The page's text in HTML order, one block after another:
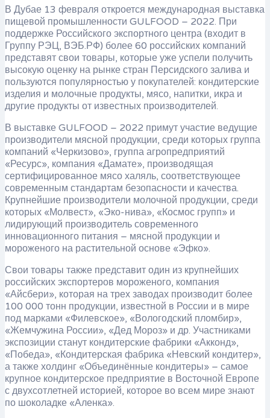
В Дубае 13 февраля откроется международная выставка
пищевой промышленности GULFOOD – 2022. При
поддержке Российского экспортного центра (входит в
Группу РЭЦ, ВЭБ.РФ) более 60 российских компаний
представят свои товары, которые уже успели получить
высокую оценку на рынке стран Персидского залива и
пользуются популярностью у покупателей: кондитерские
изделия и молочные продукты, мясо, напитки, икра и
другие продукты от известных производителей.
В выставке GULFOOD – 2022 примут участие ведущие
производители мясной продукции, среди которых группа
компаний «Черкизово», группа агропредприятий
«Ресурс», компания «Дамате», производящая
сертифицированное мясо халяль, соответствующее
современным стандартам безопасности и качества.
Крупнейшие производители молочной продукции, среди
которых «Молвест», «Эко-нива», «Космос групп» и
лидирующий производитель современного
инновационного питания – мясной продукции и
мороженого на растительной основе «Эфко».
Свои товары также представит один из крупнейших
российских экспортеров мороженого, компания
«Айсбери», которая на трех заводах производит более
100 000 тонн продукции, известной в России и в мире
под марками «Филевское», «Вологодский пломбир»,
«Жемчужина России», «Дед Мороз» и др. Участниками
экспозиции станут кондитерские фабрики «Акконд»,
«Победа», «Кондитерская фабрика «Невский кондитер»,
а также холдинг «Объединённые кондитеры» – самое
крупное кондитерское предприятие в Восточной Европе
с двухсотлетней историей, которое во всем мире знают
по шоколадке «Аленка».